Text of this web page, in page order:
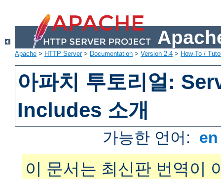
Apache > HTTP Server> Documentation > Version 2.4 > How-To /
아파치 투토리얼:
Includes 소개
가능한 언어:
이 문서는 최신판 번역이